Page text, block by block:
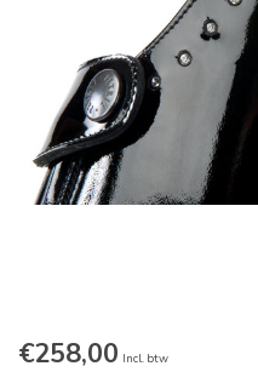
€258,00 Incl. btw